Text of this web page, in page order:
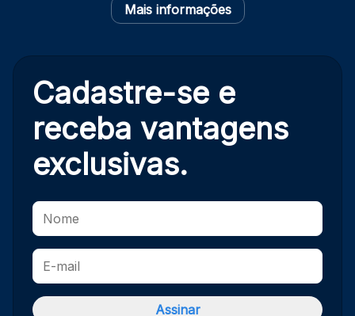
Mais informações
Cadastre-se e
receba vantagens
exclusivas.